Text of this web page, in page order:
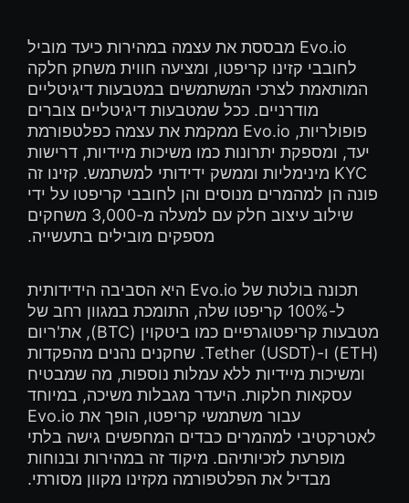
Evo.io מבססת את עצמה במהירות כיעד מוביל
לחובבי קזינו קריפטו, ומציעה חווית משחק חלקה
המותאמת לצרכי המשתמשים במטבעות דיגיטליים
מודרניים. ככל שמטבעות דיגיטליים צוברים
פופולריות, Evo.io ממקמת את עצמה כפלטפורמת
יעד, ומספקת יתרונות כמו משיכות מיידיות, דרישות
KYC מינימליות וממשק ידידותי למשתמש. קזינו זה
פונה הן למהמרים מנוסים והן לחובבי קריפטו על ידי
שילוב עיצוב חלק עם למעלה מ-3,000 משחקים
מספקים מובילים בתעשייה.
תכונה בולטת של Evo.io היא הסביבה הידידותית
ל-100% קריפטו שלה, התומכת במגוון רחב של
מטבעות קריפטוגרפיים כמו ביטקוין (BTC), את'ריום
(ETH) ו-Tether (USDT). שחקנים נהנים מהפקדות
ומשיכות מיידיות ללא עמלות נוספות, מה שמבטיח
עסקאות חלקות. היעדר מגבלות משיכה, במיוחד
עבור משתמשי קריפטו, הופך את Evo.io
לאטרקטיבי למהמרים כבדים המחפשים גישה בלתי
מופרעת לזכיותיהם. מיקוד זה במהירות ובנוחות
מבדיל את הפלטפורמה מקזינו מקוון מסורתי.